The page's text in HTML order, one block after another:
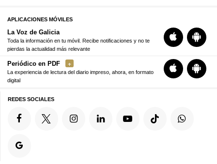
APLICACIONES MÓVILES
La Voz de Galicia
Toda la información en tu móvil. Recibe notificaciones y no te
pierdas la actualidad más relevante
Periódico en PDF
La experiencia de lectura del diario impreso, ahora, en formato
digital
REDES SOCIALES